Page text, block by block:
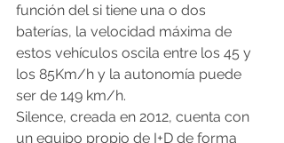
función del si tiene una o dos
baterías, la velocidad máxima de
estos vehículos oscila entre los 45 y
los 85Km/h y la autonomía puede
ser de 149 km/h.
Silence, creada en 2012, cuenta con
un equipo propio de I+D de forma